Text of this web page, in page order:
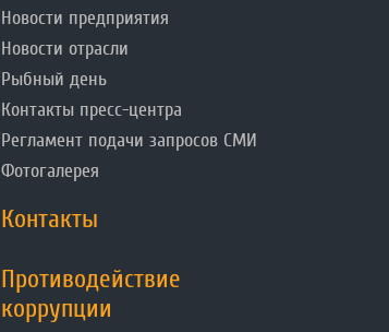
Новости предприятия
Новости отрасли
Рыбный день
Контакты пресс-центра
Регламент подачи запросов СМИ
Фотогалерея
Контакты
Противодействие
коррупции